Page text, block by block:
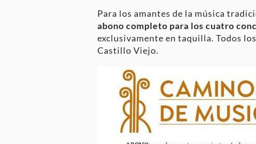
Para los amantes de la música
abono completo para los cuatro
exclusivamente en taquilla. Todos
Castillo Viejo.